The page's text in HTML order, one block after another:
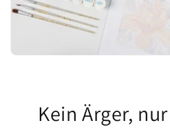
Kein Ärger,